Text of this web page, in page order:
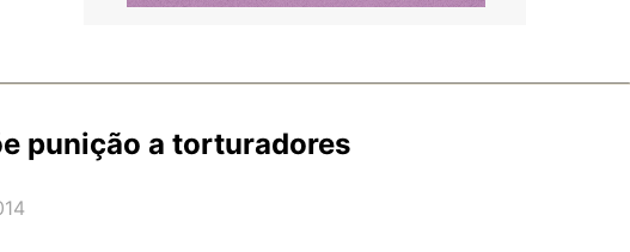
punição a torturadores